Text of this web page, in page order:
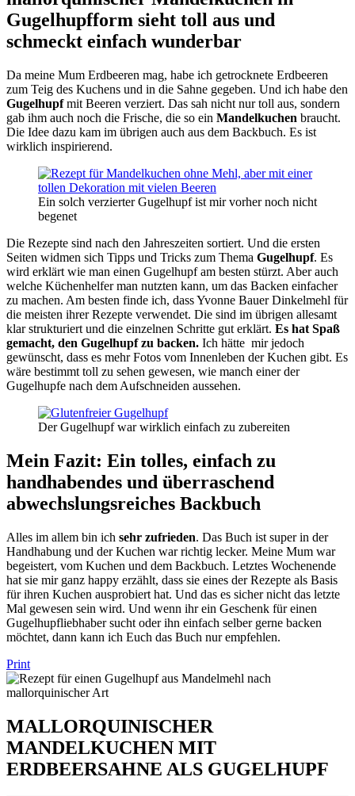
Gugelhupfform sieht toll aus und
schmeckt einfach wunderbar
Da meine Mum Erdbeeren mag, habe ich getrocknete Erdbeeren
zum Teig des Kuchens und in die Sahne gegeben. Und ich habe den
Gugelhupfmit Beeren verziert. Das sah nicht nur toll aus, sondern
gab ihm auch noch die Frische, die so ein Mandelkuchen braucht.
Die Idee dazu kam im übrigen auch aus dem Backbuch. Es ist
wirklich inspirierend.
Ein solch verzierter Gugelhupf ist mir vorher noch nicht
begenet
Die Rezepte sind nach den Jahreszeiten sortiert. Und die ersten
Seiten widmen sich Tipps und Tricks zum Thema Gugelhupf. Es
wird erklärt wie man einen Gugelhupf am besten stürzt. Aber auch
welche Küchenhelfer man nutzten kann, um das Backen einfacher
zu machen. Am besten finde ich, dass Yvonne Bauer Dinkelmehl für
die meisten ihrer Rezepte verwendet. Die sind im übrigen allesamt
klar strukturiert und die einzelnen Schritte gut erklärt. Es hat Spaß
gemacht, den Gugelhupf zu backen. Ich hätte mir jedoch
gewünscht, dass es mehr Fotos vom Innenleben der Kuchen gibt. Es
wäre bestimmt toll zu sehen gewesen, wie manch einer der
Gugelhupfe nach dem Aufschneiden aussehen.
Der Gugelhupf war wirklich einfach zu zubereiten
Mein Fazit: Ein tolles, einfach zu
handhabendes und überraschend
abwechslungsreiches Backbuch
Alles im allem bin ich sehr zufrieden. Das Buch ist super in der
Handhabung und der Kuchen war richtig lecker. Meine Mum war
begeistert, vom Kuchen und dem Backbuch. Letztes Wochenende
hat sie mir ganz happy erzählt, dass sie eines der Rezepte als Basis
für ihren Kuchen ausprobiert hat. Und das es sicher nicht das letzte
Mal gewesen sein wird. Und wenn ihr ein Geschenk für einen
Gugelhupfliebhaber sucht oder ihn einfach selber gerne backen
möchtet, dann kann ich Euch das Buch nur empfehlen.
Print
MALLORQUINISCHER
MANDELKUCHEN MIT
ERDBEERSAHNE ALS GUGELHUPF